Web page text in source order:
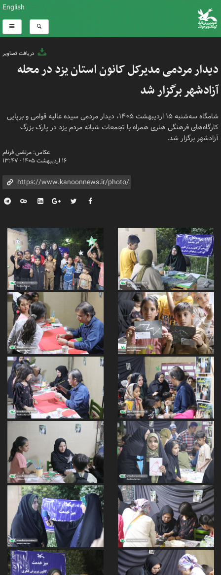
English
دریافت تصاویر
دیدار مردمی مدیرکل کانون استان یزد در محله
آزادشهر برگزار شد
شامگاه سه‌شنبه ۱۵ اردیبهشت ۱۴۰۵، دیدار مردمی سیده عالیه قوامی و برپایی
کارگاه‌های فرهنگی هنری همراه با تجمعات شبانه مردم یزد در پارک بزرگ
آزادشهر برگزار شد.
عکاس: مرتضی فرنام
۱۶ اردیبهشت ۱۴۰۵ - ۱۳:۴۷